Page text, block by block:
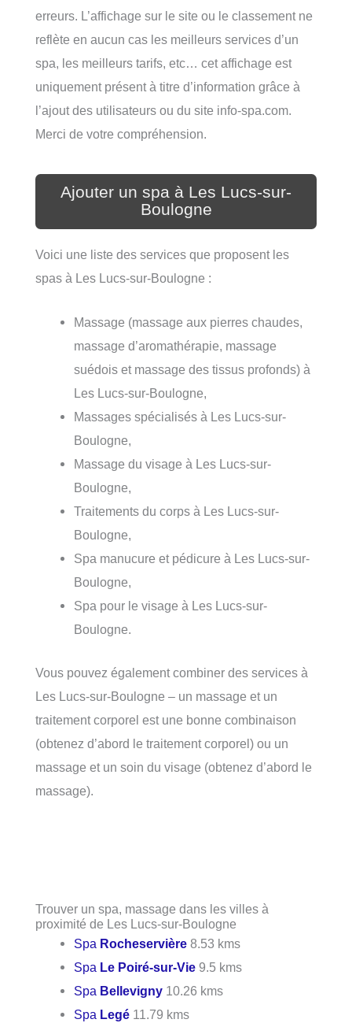
erreurs. L’affichage sur le site ou le classement ne
reflète en aucun cas les meilleurs services d’un
spa, les meilleurs tarifs, etc… cet affichage est
uniquement présent à titre d’information grâce à
l’ajout des utilisateurs ou du site info-spa.com.
Merci de votre compréhension.
Ajouter un spa à Les Lucs-sur-
Boulogne
Voici une liste des services que proposent les
spas à Les Lucs-sur-Boulogne :
Massage (massage aux pierres chaudes,
massage d’aromathérapie, massage
suédois et massage des tissus profonds) à
Les Lucs-sur-Boulogne,
Massages spécialisés à Les Lucs-sur-
Boulogne,
Massage du visage à Les Lucs-sur-
Boulogne,
Traitements du corps à Les Lucs-sur-
Boulogne,
Spa manucure et pédicure à Les Lucs-sur-
Boulogne,
Spa pour le visage à Les Lucs-sur-
Boulogne.
Vous pouvez également combiner des services à
Les Lucs-sur-Boulogne – un massage et un
traitement corporel est une bonne combinaison
(obtenez d’abord le traitement corporel) ou un
massage et un soin du visage (obtenez d’abord le
massage).
Trouver un spa, massage dans les villes à
proximité de Les Lucs-sur-Boulogne
Spa Rocheservière 8.53 kms
Spa Le Poiré-sur-Vie 9.5 kms
Spa Bellevigny 10.26 kms
Spa Legé 11.79 kms